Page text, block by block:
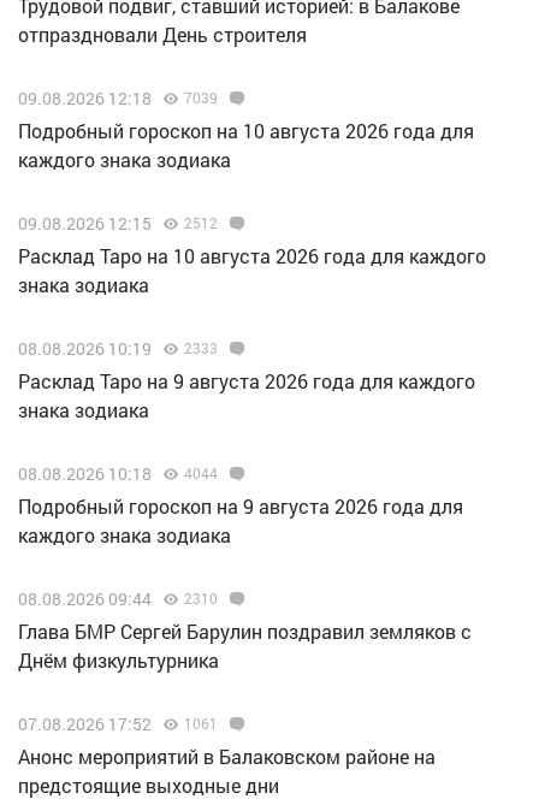
Трудовой подвиг, ставший историей: в Балакове
отпраздновали День строителя
09.08.2026 12:18 7039
Подробный гороскоп на 10 августа 2026 года для
каждого знака зодиака
09.08.2026 12:15 2512
Расклад Таро на 10 августа 2026 года для каждого
знака зодиака
08.08.2026 10:19 2333
Расклад Таро на 9 августа 2026 года для каждого
знака зодиака
08.08.2026 10:18 4044
Подробный гороскоп на 9 августа 2026 года для
каждого знака зодиака
08.08.2026 09:44 2310
Глава БМР Сергей Барулин поздравил земляков с
Днём физкультурника
07.08.2026 17:52 1061
Анонс мероприятий в Балаковском районе на
предстоящие выходные дни